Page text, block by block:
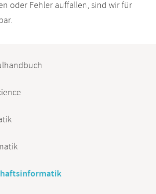
oder Fehler auffallen, sind wir für